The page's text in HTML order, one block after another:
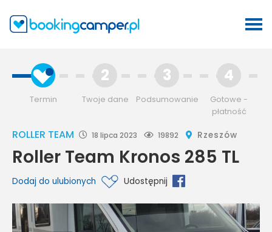
Termin
2
Twoje dane
3
Podsumowanie
4
Gotowe -
płatność
ROLLER TEAM 18 lipca 2023 19892 Rzeszów
Roller Team Kronos 285 TL
Dodaj do ulubionych Udostępnij